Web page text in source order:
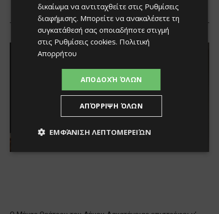
δικαίωμα να αντιταχθείτε στις Ρυθμίσεις
διαφήμισης. Μπορείτε να ανακαλέσετε τη
συγκατάθεσή σας οποιαδήποτε στιγμή
στις Ρυθμίσεις cookies. Πολιτική
Απορρήτου
ΑΠΟΔΟΧΉ ΌΛΩΝ
ΑΠΌΡΡΙΨΗ ΌΛΩΝ
ΕΜΦΆΝΙΣΗ ΛΕΠΤΟΜΕΡΕΙΏΝ